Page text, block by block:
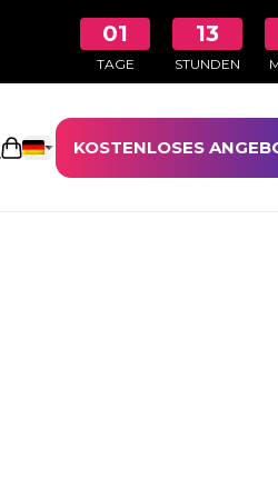
01
TAGE
13
STUNDEN
Einkaufswagen öffnen
KOSTENLOSES